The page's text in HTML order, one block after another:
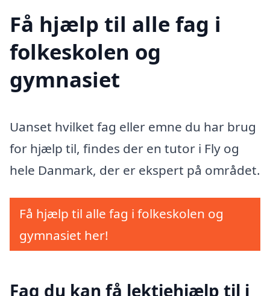
Få hjælp til alle fag i
folkeskolen og
gymnasiet
Uanset hvilket fag eller emne du har brug
for hjælp til, findes der en tutor i Fly og
hele Danmark, der er ekspert på området.
Få hjælp til alle fag i folkeskolen og
gymnasiet her!
Fag du kan få lektiehjælp til i